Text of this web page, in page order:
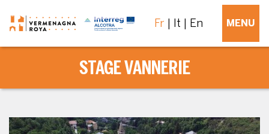
Fr It En MENU
STAGE VANNERIE